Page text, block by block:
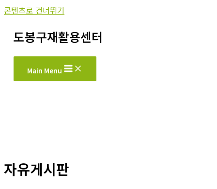
콘텐츠로 건너뛰기
도봉구재활용센터
Main Menu
자유게시판